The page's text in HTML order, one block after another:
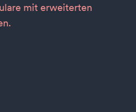
mit erweiterten